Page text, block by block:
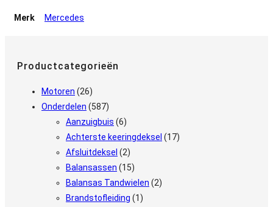
Merk Mercedes
Productcategorieën
Motoren (26)
Onderdelen (587)
Aanzuigbuis (6)
Achterste keeringdeksel (17)
Afsluitdeksel (2)
Balansassen (15)
Balansas Tandwielen (2)
Brandstofleiding (1)